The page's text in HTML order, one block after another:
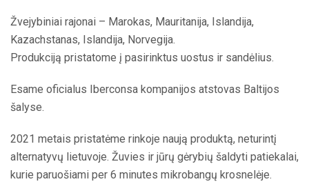
Žvejybiniai rajonai – Marokas, Mauritanija, Islandija,
Kazachstanas, Islandija, Norvegija.
Produkciją pristatome į pasirinktus uostus ir sandėlius.
Esame oficialus Iberconsa kompanijos atstovas Baltijos
šalyse.
2021 metais pristatėme rinkoje naują produktą, neturintį
alternatyvų lietuvoje. Žuvies ir jūrų gėrybių šaldyti patiekalai,
kurie paruošiami per 6 minutes mikrobangų krosnelėje.